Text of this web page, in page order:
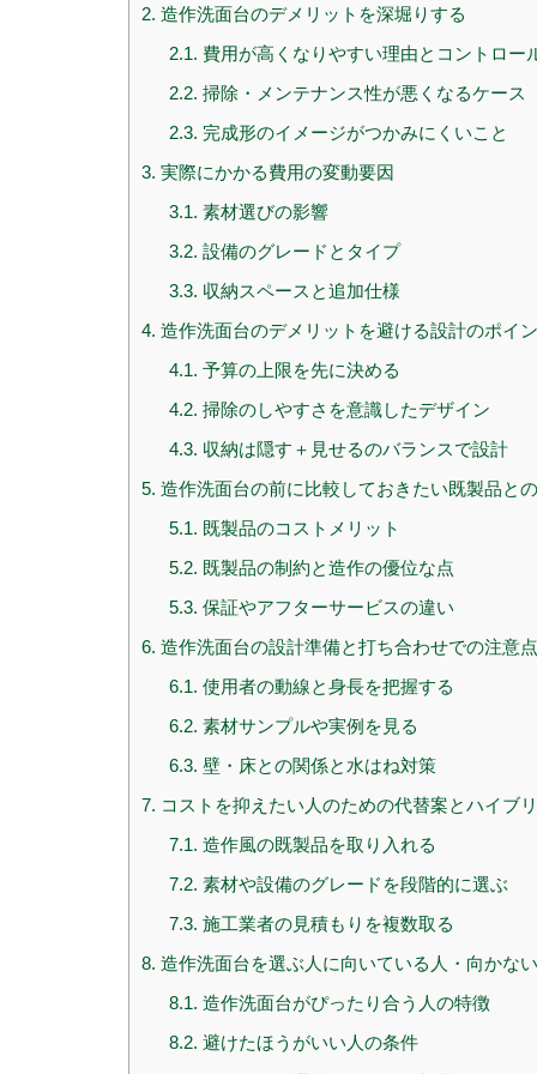
2. 造作洗面台のデメリットを深堀りする
2.1. 費用が高くなりやすい理由とコントロー
2.2. 掃除・メンテナンス性が悪くなるケース
2.3. 完成形のイメージがつかみにくいこと
3. 実際にかかる費用の変動要因
3.1. 素材選びの影響
3.2. 設備のグレードとタイプ
3.3. 収納スペースと追加仕様
4. 造作洗面台のデメリットを避ける設計のポイ
4.1. 予算の上限を先に決める
4.2. 掃除のしやすさを意識したデザイン
4.3. 収納は隠す＋見せるのバランスで設計
5. 造作洗面台の前に比較しておきたい既製品と
5.1. 既製品のコストメリット
5.2. 既製品の制約と造作の優位な点
5.3. 保証やアフターサービスの違い
6. 造作洗面台の設計準備と打ち合わせでの注意点
6.1. 使用者の動線と身長を把握する
6.2. 素材サンプルや実例を見る
6.3. 壁・床との関係と水はね対策
7. コストを抑えたい人のための代替案とハイブ
7.1. 造作風の既製品を取り入れる
7.2. 素材や設備のグレードを段階的に選ぶ
7.3. 施工業者の見積もりを複数取る
8. 造作洗面台を選ぶ人に向いている人・向かな
8.1. 造作洗面台がぴったり合う人の特徴
8.2. 避けたほうがいい人の条件